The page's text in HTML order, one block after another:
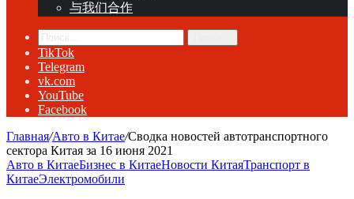
与我们合作
TikTok
Telegram
vk.com
YouTube
Facebook
Главная/Авто в Китае/Сводка новостей автотранспортного
сектора Китая за 16 июня 2021
Авто в КитаеБизнес в КитаеНовости КитаяТранспорт в
КитаеЭлектромобили